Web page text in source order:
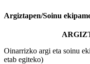
Argiztapen/Soinu
Oinarrizko argi eta soinu
etab egiteko)